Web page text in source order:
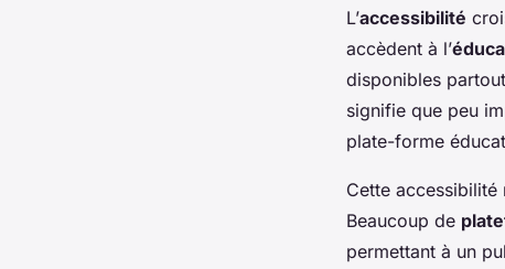
L’accessibilité
accèdent à l’
disponibles
signifie que peu
plate-forme
Cette accessibilité
Beaucoup de
permettant à un